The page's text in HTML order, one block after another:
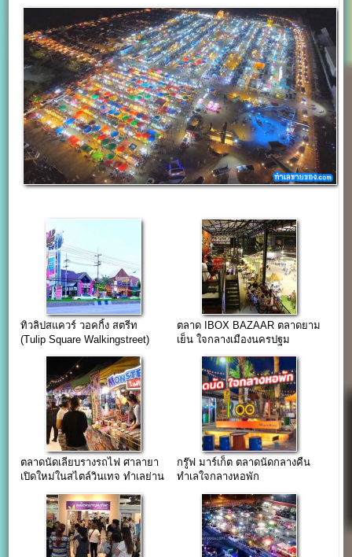
ทิวลิปสแควร์ วอคกิ้ง สตรีท
(Tulip Square Walkingstreet)
ตลาดนัดสุดแนว @เพชรเกษม
ตลาด IBOX BAZAAR ตลาดยาม
เย็น ใจกลางเมืองนครปฐม
ตลาดนัดเลียบรางรถไฟ ศาลายา
เปิดใหม่ในสไตล์วินเทจ ทำเลย่าน
กรู๊ฟ มาร์เก็ต ตลาดนัดกลางคืน
ทำเลใจกลางหอพัก